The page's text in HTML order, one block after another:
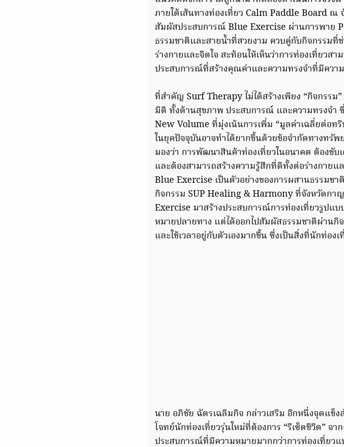
ภายใต้เส้นทางท่องเที่ยว Calm Paddle Board ณ
สัมผัสประสบการณ์ Blue Exercise ผ่านการพาย
ธรรมชาติและสายน้ำที่สวยงาม ควบคู่กับกิจกรรม
ร่างกายและจิตใจ สะท้อนให้เห็นว่าการท่องเที่ยวส
ประสบการณ์ที่สร้างคุณค่าและความทรงจำที่มีควา
ที่สำคัญ Surf Therapy ไม่ได้สร้างเพียง “กิจกรรม
มิติ ทั้งด้านสุขภาพ ประสบการณ์ และความทรงจำ
New Volume ที่มุ่งเน้นการเพิ่ม “มูลค่าเฉลี่ยต่อท
ในยุคปัจจุบันอาจทำได้ยากขึ้นด้วยข้อจำกัดทางทรัพ
มองว่า การพัฒนาสินค้าท่องเที่ยวในอนาคต ต้องขั
และต้องสามารถสร้างความรู้สึกที่ดีทั้งต่อร่างกาย
Blue Exercise เป็นตัวอย่างของการผสานธรรมช
กิจกรรม SUP Healing & Harmony ที่จังหวัดกา
Exercise มาสร้างประสบการณ์การท่องเที่ยวรูปแบ
หมายปลายทาง แต่ได้ออกไปสัมผัสธรรมชาติผ่านกิ
และใช้เวลาอยู่กับตัวเองมากขึ้น ซึ่งเป็นสิ่งที่นักท่อง
นาย อภิชัย ฉัตรเฉลิมกิจ กล่าวเสริม อีกหนึ่งจุดแข็
โจทย์นักท่องเที่ยวรุ่นใหม่ที่ต้องการ “รีเซ็ตชีวิต” จา
ประสบการณ์ที่มีความหมายมากกว่าการท่องเที่ยว